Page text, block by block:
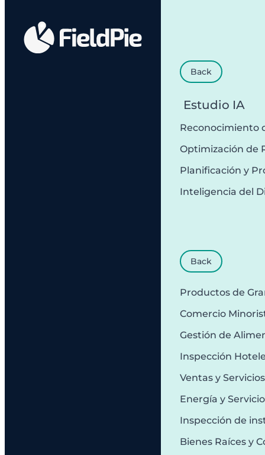
Back
Estudio IA
Reconocimiento
Optimización de
Planificación y
Inteligencia del
Back
Productos de
Comercio
Gestión de
Inspección
Ventas y
Energía y
Inspección de
Bienes Raíces y